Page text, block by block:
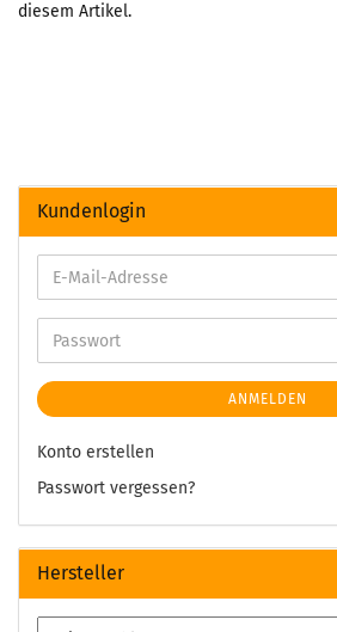
diesem Artikel.
Kundenlogin
ANMELDEN
Konto erstellen
Passwort vergessen?
Hersteller